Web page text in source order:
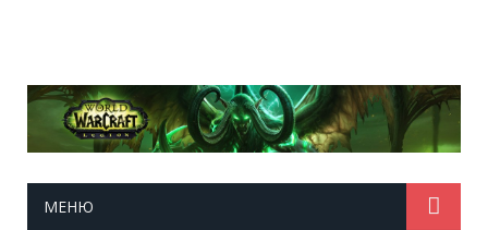
МЕНЮ